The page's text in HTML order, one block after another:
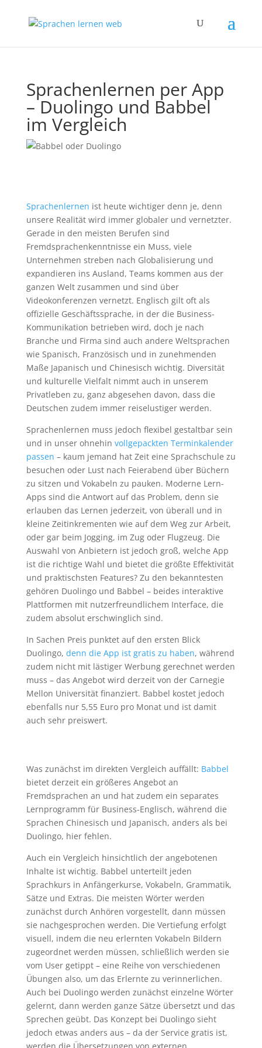
Sprachenlernen per App
– Duolingo und Babbel
im Vergleich
Sprachenlernen ist heute wichtiger denn je, denn
unsere Realität wird immer globaler und vernetzter.
Gerade in den meisten Berufen sind
Fremdsprachenkenntnisse ein Muss, viele
Unternehmen streben nach Globalisierung und
expandieren ins Ausland, Teams kommen aus der
ganzen Welt zusammen und sind über
Videokonferenzen vernetzt. Englisch gilt oft als
offizielle Geschäftssprache, in der die Business-
Kommunikation betrieben wird, doch je nach
Branche und Firma sind auch andere Weltsprachen
wie Spanisch, Französisch und in zunehmenden
Maße Japanisch und Chinesisch wichtig. Diversität
und kulturelle Vielfalt nimmt auch in unserem
Privatleben zu, ganz abgesehen davon, dass die
Deutschen zudem immer reiselustiger werden.
Sprachenlernen muss jedoch flexibel gestaltbar sein
und in unser ohnehin vollgepackten Terminkalender
passen – kaum jemand hat Zeit eine Sprachschule zu
besuchen oder Lust nach Feierabend über Büchern
zu sitzen und Vokabeln zu pauken. Moderne Lern-
Apps sind die Antwort auf das Problem, denn sie
erlauben das Lernen jederzeit, von überall und in
kleine Zeitinkrementen wie auf dem Weg zur Arbeit,
oder gar beim Jogging, im Zug oder Flugzeug. Die
Auswahl von Anbietern ist jedoch groß, welche App
ist die richtige Wahl und bietet die größte Effektivität
und praktischsten Features? Zu den bekanntesten
gehören Duolingo und Babbel – beides interaktive
Plattformen mit nutzerfreundlichem Interface, die
zudem absolut erschwinglich sind.
In Sachen Preis punktet auf den ersten Blick
Duolingo, denn die App ist gratis zu haben, während
zudem nicht mit lästiger Werbung gerechnet werden
muss – das Angebot wird derzeit von der Carnegie
Mellon Universität finanziert. Babbel kostet jedoch
ebenfalls nur 5,55 Euro pro Monat und ist damit
auch sehr preiswert.
Was zunächst im direkten Vergleich auffällt: Babbel
bietet derzeit ein größeres Angebot an
Fremdsprachen an und hat zudem ein separates
Lernprogramm für Business-Englisch, während die
Sprachen Chinesisch und Japanisch, anders als bei
Duolingo, hier fehlen.
Auch ein Vergleich hinsichtlich der angebotenen
Inhalte ist wichtig. Babbel unterteilt jeden
Sprachkurs in Anfängerkurse, Vokabeln, Grammatik,
Sätze und Extras. Die meisten Wörter werden
zunächst durch Anhören vorgestellt, dann müssen
sie nachgesprochen werden. Die Vertiefung erfolgt
visuell, indem die neu erlernten Vokabeln Bildern
zugeordnet werden müssen, schließlich werden sie
vom User getippt – eine Reihe von verschiedenen
Übungen also, um das Erlernte zu verinnerlichen.
Auch bei Duolingo werden zunächst einzelne Wörter
gelernt, dann werden ganze Sätze übersetzt und das
Sprechen geübt. Das Konzept bei Duolingo sieht
jedoch etwas anders aus – da der Service gratis ist,